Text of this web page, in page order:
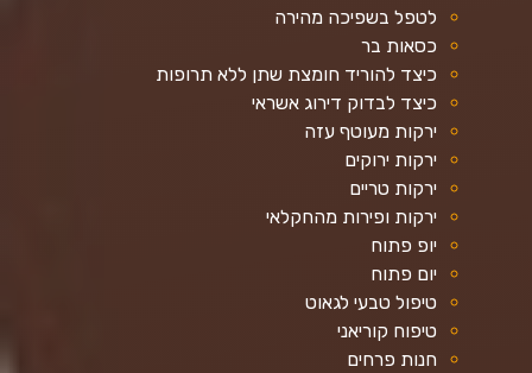
לטפל בשפיכה מהירה
כסאות בר
כיצד להוריד חומצת שתן ללא תרופות
כיצד לבדוק דירוג אשראי
ירקות מעוטף עזה
ירקות ירוקים
ירקות טריים
ירקות ופירות מהחקלאי
יופ פתוח
יום פתוח
טיפול טבעי לגאוט
טיפוח קוריאני
חנות פרחים